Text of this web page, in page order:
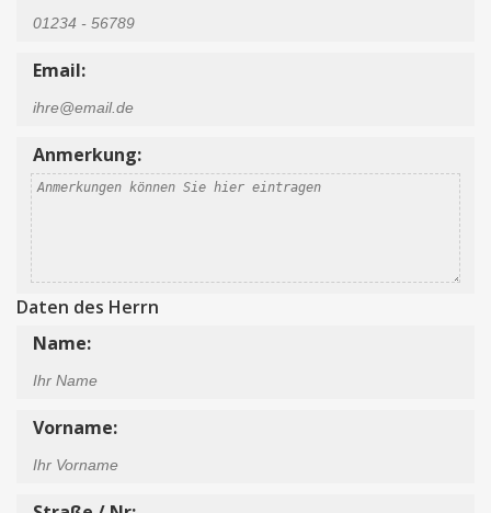
Email:
Anmerkung:
Daten des Herrn
Name:
Vorname: